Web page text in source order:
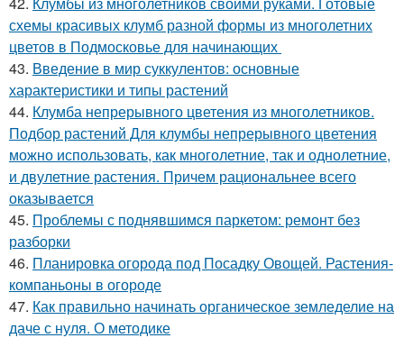
схемы красивых клумб разной формы из многолетних
цветов в Подмосковье для начинающих
43. Введение в мир суккулентов: основные
характеристики и типы растений
44. Клумба непрерывного цветения из многолетников.
Подбор растений Для клумбы непрерывного цветения
можно использовать, как многолетние, так и однолетние,
и двулетние растения. Причем рациональнее всего
оказывается
45. Проблемы с поднявшимся паркетом: ремонт без
разборки
46. Планировка огорода под Посадку Овощей. Растения-
компаньоны в огороде
47. Как правильно начинать органическое земледелие на
даче с нуля. О методике